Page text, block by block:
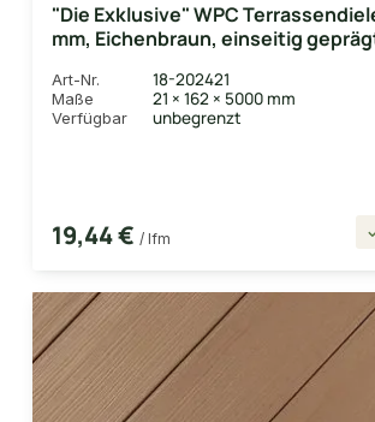
"Die Exklusive" WPC
mm, Eichenbraun, einseitig
Art-Nr. 18-202421
Maße 21 × 162 × 5000 mm
Verfügbar unbegrenzt
19,44 € / lfm